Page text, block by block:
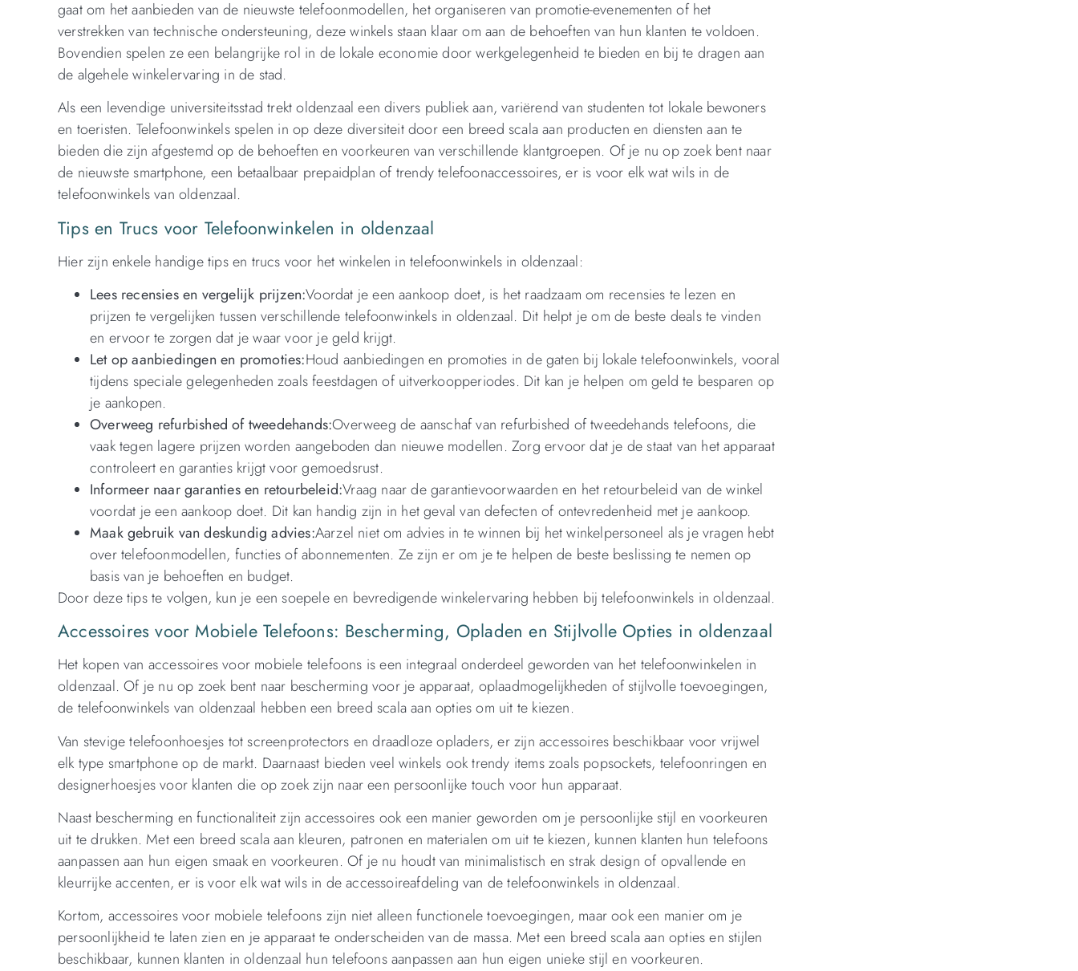
gaat om het aanbieden van de nieuwste telefoonmodellen, het organiseren van promotie-evenementen of het
verstrekken van technische ondersteuning, deze winkels staan klaar om aan de behoeften van hun klanten te voldoen.
Bovendien spelen ze een belangrijke rol in de lokale economie door werkgelegenheid te bieden en bij te dragen aan
de algehele winkelervaring in de stad.
Als een levendige universiteitsstad trekt oldenzaal een divers publiek aan, variërend van studenten tot lokale bewoners
en toeristen. Telefoonwinkels spelen in op deze diversiteit door een breed scala aan producten en diensten aan te
bieden die zijn afgestemd op de behoeften en voorkeuren van verschillende klantgroepen. Of je nu op zoek bent naar
de nieuwste smartphone, een betaalbaar prepaidplan of trendy telefoonaccessoires, er is voor elk wat wils in de
telefoonwinkels van oldenzaal.
Tips en Trucs voor Telefoonwinkelen in oldenzaal
Hier zijn enkele handige tips en trucs voor het winkelen in telefoonwinkels in oldenzaal:
Lees recensies en vergelijk prijzen:Voordat je een aankoop doet, is het raadzaam om recensies te lezen en
prijzen te vergelijken tussen verschillende telefoonwinkels in oldenzaal. Dit helpt je om de beste deals te vinden
en ervoor te zorgen dat je waar voor je geld krijgt.
Let op aanbiedingen en promoties:Houd aanbiedingen en promoties in de gaten bij lokale telefoonwinkels, vooral
tijdens speciale gelegenheden zoals feestdagen of uitverkoopperiodes. Dit kan je helpen om geld te besparen op
je aankopen.
Overweeg refurbished of tweedehands:Overweeg de aanschaf van refurbished of tweedehands telefoons, die
vaak tegen lagere prijzen worden aangeboden dan nieuwe modellen. Zorg ervoor dat je de staat van het apparaat
controleert en garanties krijgt voor gemoedsrust.
Informeer naar garanties en retourbeleid:Vraag naar de garantievoorwaarden en het retourbeleid van de winkel
voordat je een aankoop doet. Dit kan handig zijn in het geval van defecten of ontevredenheid met je aankoop.
Maak gebruik van deskundig advies:Aarzel niet om advies in te winnen bij het winkelpersoneel als je vragen hebt
over telefoonmodellen, functies of abonnementen. Ze zijn er om je te helpen de beste beslissing te nemen op
basis van je behoeften en budget.
Door deze tips te volgen, kun je een soepele en bevredigende winkelervaring hebben bij telefoonwinkels in oldenzaal.
Accessoires voor Mobiele Telefoons: Bescherming, Opladen en Stijlvolle Opties in oldenzaal
Het kopen van accessoires voor mobiele telefoons is een integraal onderdeel geworden van het telefoonwinkelen in
oldenzaal. Of je nu op zoek bent naar bescherming voor je apparaat, oplaadmogelijkheden of stijlvolle toevoegingen,
de telefoonwinkels van oldenzaal hebben een breed scala aan opties om uit te kiezen.
Van stevige telefoonhoesjes tot screenprotectors en draadloze opladers, er zijn accessoires beschikbaar voor vrijwel
elk type smartphone op de markt. Daarnaast bieden veel winkels ook trendy items zoals popsockets, telefoonringen en
designerhoesjes voor klanten die op zoek zijn naar een persoonlijke touch voor hun apparaat.
Naast bescherming en functionaliteit zijn accessoires ook een manier geworden om je persoonlijke stijl en voorkeuren
uit te drukken. Met een breed scala aan kleuren, patronen en materialen om uit te kiezen, kunnen klanten hun telefoons
aanpassen aan hun eigen smaak en voorkeuren. Of je nu houdt van minimalistisch en strak design of opvallende en
kleurrijke accenten, er is voor elk wat wils in de accessoireafdeling van de telefoonwinkels in oldenzaal.
Kortom, accessoires voor mobiele telefoons zijn niet alleen functionele toevoegingen, maar ook een manier om je
persoonlijkheid te laten zien en je apparaat te onderscheiden van de massa. Met een breed scala aan opties en stijlen
beschikbaar, kunnen klanten in oldenzaal hun telefoons aanpassen aan hun eigen unieke stijl en voorkeuren.